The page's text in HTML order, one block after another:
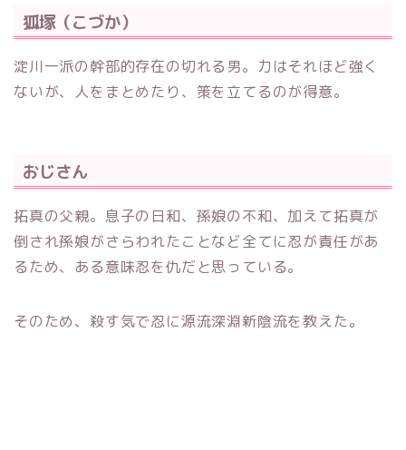
狐塚（こづか）
淀川一派の幹部的存在の切れる男。力はそれほど強く
ないが、人をまとめたり、策を立てるのが得意。
おじさん
拓真の父親。息子の日和、孫娘の不和、加えて拓真が
倒され孫娘がさらわれたことなど全てに忍が責任があ
るため、ある意味忍を仇だと思っている。
そのため、殺す気で忍に源流深淵新陰流を教えた。